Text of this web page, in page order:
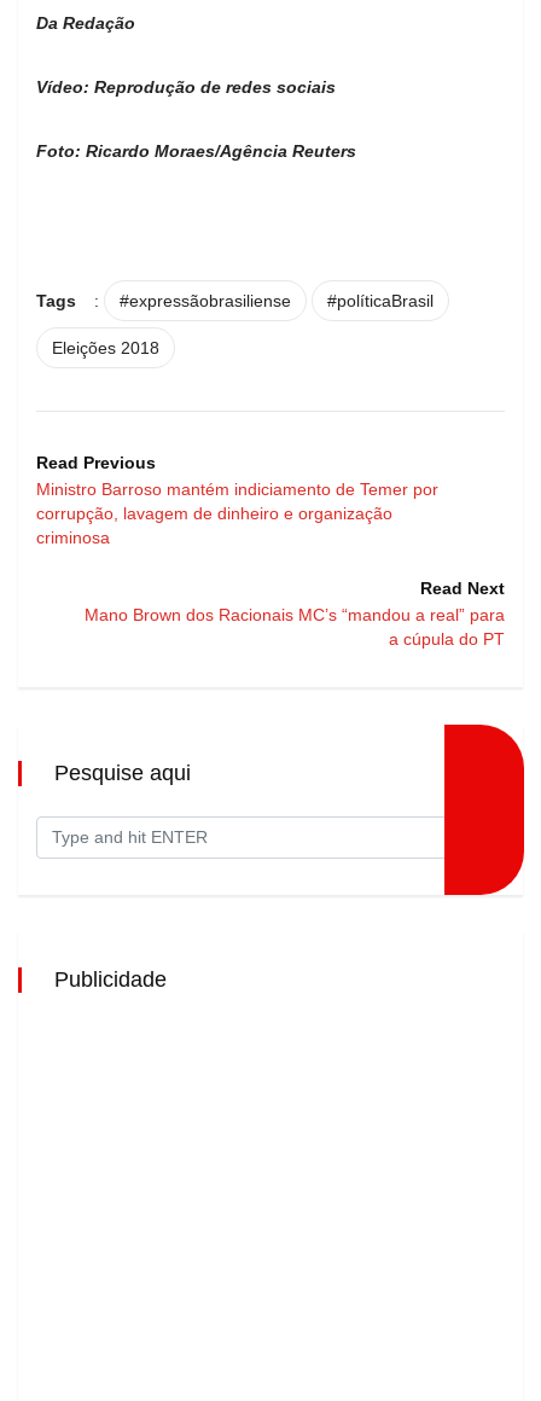
Da Redação
Vídeo: Reprodução de redes sociais
Foto: Ricardo Moraes/Agência Reuters
Tags : #expressãobrasiliense #políticaBrasil
Eleições 2018
Read Previous
Ministro Barroso mantém indiciamento de Temer por
corrupção, lavagem de dinheiro e organização
criminosa
Read Next
Mano Brown dos Racionais MC’s “mandou a real” para
a cúpula do PT
Pesquise aqui
Publicidade